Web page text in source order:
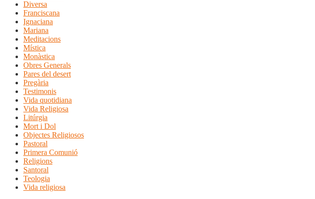
Diversa
Franciscana
Ignaciana
Mariana
Meditacions
Mística
Monàstica
Obres Generals
Pares del desert
Pregària
Testimonis
Vida quotidiana
Vida Religiosa
Litúrgia
Mort i Dol
Objectes Religiosos
Pastoral
Primera Comunió
Religions
Santoral
Teologia
Vida religiosa